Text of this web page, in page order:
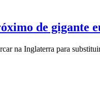
de gigante
na Inglaterra para